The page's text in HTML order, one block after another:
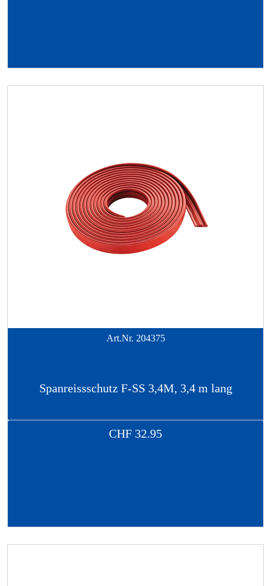
Art.Nr. 204375
Spanreissschutz F-SS 3,4M, 3,4 m lang
CHF 32.95